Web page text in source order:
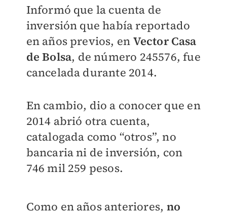
Informó que la cuenta de
inversión que había reportado
en años previos, en Vector Casa
de Bolsa, de número 245576, fue
cancelada durante 2014.
En cambio, dio a conocer que en
2014 abrió otra cuenta,
catalogada como “otros”, no
bancaria ni de inversión, con
746 mil 259 pesos.
Como en años anteriores, no